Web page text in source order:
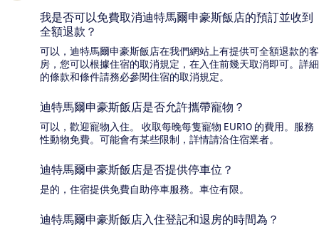
我是否可以免費取消迪特馬爾申豪斯飯店的預訂並收到
全額退款？
可以，迪特馬爾申豪斯飯店在我們網站上有提供可全額退款的客
房，您可以根據住宿的取消規定，在入住前幾天取消即可。詳細
的條款和條件請務必參閱住宿的取消規定。
迪特馬爾申豪斯飯店是否允許攜帶寵物？
可以，歡迎寵物入住。 收取每晚每隻寵物 EUR10 的費用。服務
性動物免費。可能會有某些限制，詳情請洽住宿業者。
迪特馬爾申豪斯飯店是否提供停車位？
是的，住宿提供免費自助停車服務。車位有限。
迪特馬爾申豪斯飯店入住登記和退房的時間為？